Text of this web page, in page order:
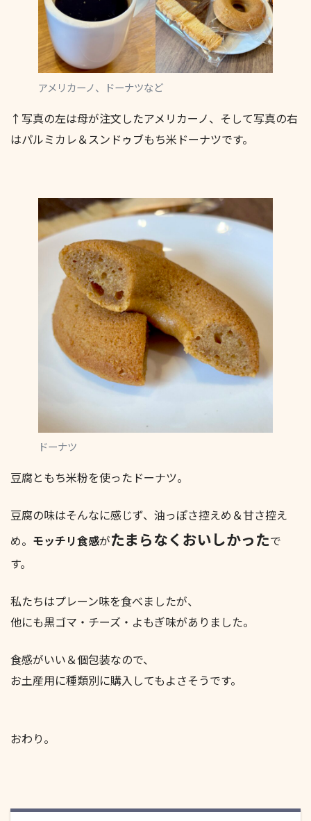
アメリカーノ、ドーナツなど
↑写真の左は母が注文したアメリカーノ、そして写真の右
はパルミカレ＆スンドゥブもち米ドーナツです。
ドーナツ
豆腐ともち米粉を使ったドーナツ。
豆腐の味はそんなに感じず、油っぽさ控えめ＆甘さ控え
め。 モッチリ食感がたまらなくおいしかったで
す。
私たちはプレーン味を食べましたが、
他にも黒ゴマ・チーズ・よもぎ味がありました。
食感がいい＆個包装なので、
お土産用に種類別に購入してもよさそうです。
おわり。